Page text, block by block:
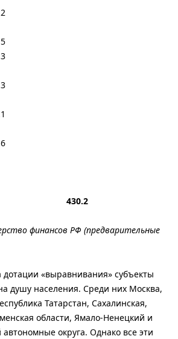
430.2
финансов РФ (предварительные
«выравнивания» субъекты
душу населения. Среди них Москва,
Татарстан, Сахалинская,
области, Ямало-Ненецкий и
округа. Однако все эти